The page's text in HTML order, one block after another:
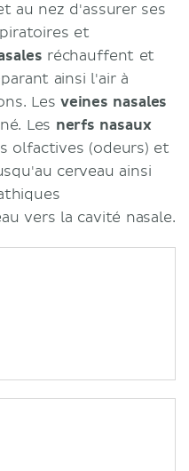
au nez d'assurer ses
et
réchauffent et
ainsi l'air à
Les veines nasales
Les nerfs nasaux
olfactives (odeurs) et
cerveau ainsi
vers la cavité nasale.